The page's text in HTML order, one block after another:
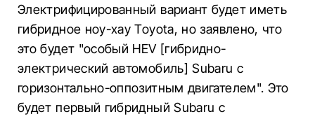
Электрифицированный вариант будет иметь
гибридное ноу-хау Toyota, но заявлено, что
это будет "особый HEV [гибридно-
электрический автомобиль] Subaru с
горизонтально-оппозитным двигателем". Это
будет первый гибридный Subaru с